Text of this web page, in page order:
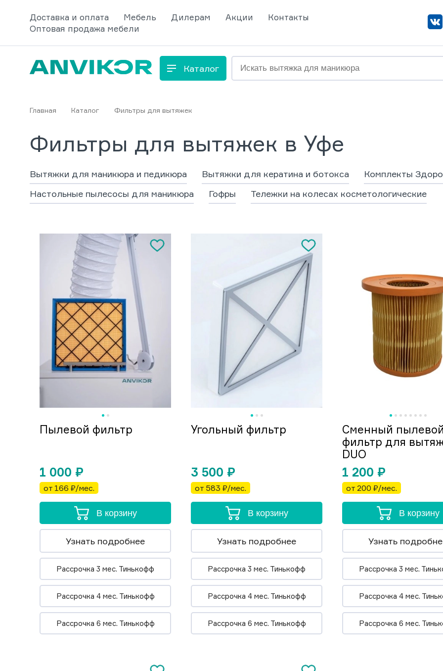
Доставка и оплата Мебель Дилерам Акции
Контакты
Оптовая продажа мебели
Каталог
Главная Каталог Фильтры для вытяжек
Фильтры для вытяжек в Уфе
Вытяжки для маникюра и педикюра Вытяжки для кератина и ботокса
Комплекты
Настольные пылесосы для маникюра
Гофры Тележки на колесах косметологические
Пылевой фильтр
1 000 ₽
от 166 ₽/мес.
В корзину
Узнать подробнее
Рассрочка 3 мес. Тинькофф
Рассрочка 4 мес. Тинькофф
Рассрочка 6 мес. Тинькофф
Угольный фильтр
3 500 ₽
от 583 ₽/мес.
В корзину
Узнать подробнее
Рассрочка 3 мес. Тинькофф
Рассрочка 4 мес. Тинькофф
Рассрочка 6 мес. Тинькофф
Сменный
фильтр для
DUO
1 200 ₽
от 200 ₽/мес.
В корзину
Узнать
Рассрочка 3 мес.
Рассрочка 4 мес.
Рассрочка 6 мес.